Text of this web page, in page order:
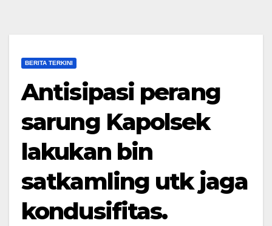
BERITA TERKINI
Antisipasi perang
sarung Kapolsek
lakukan bin
satkamling utk jaga
kondusifitas.